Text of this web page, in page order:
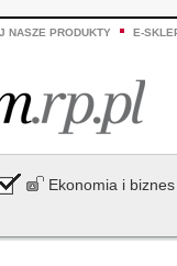
NASZE PRODUKTY E-
Ekonomia i biznes